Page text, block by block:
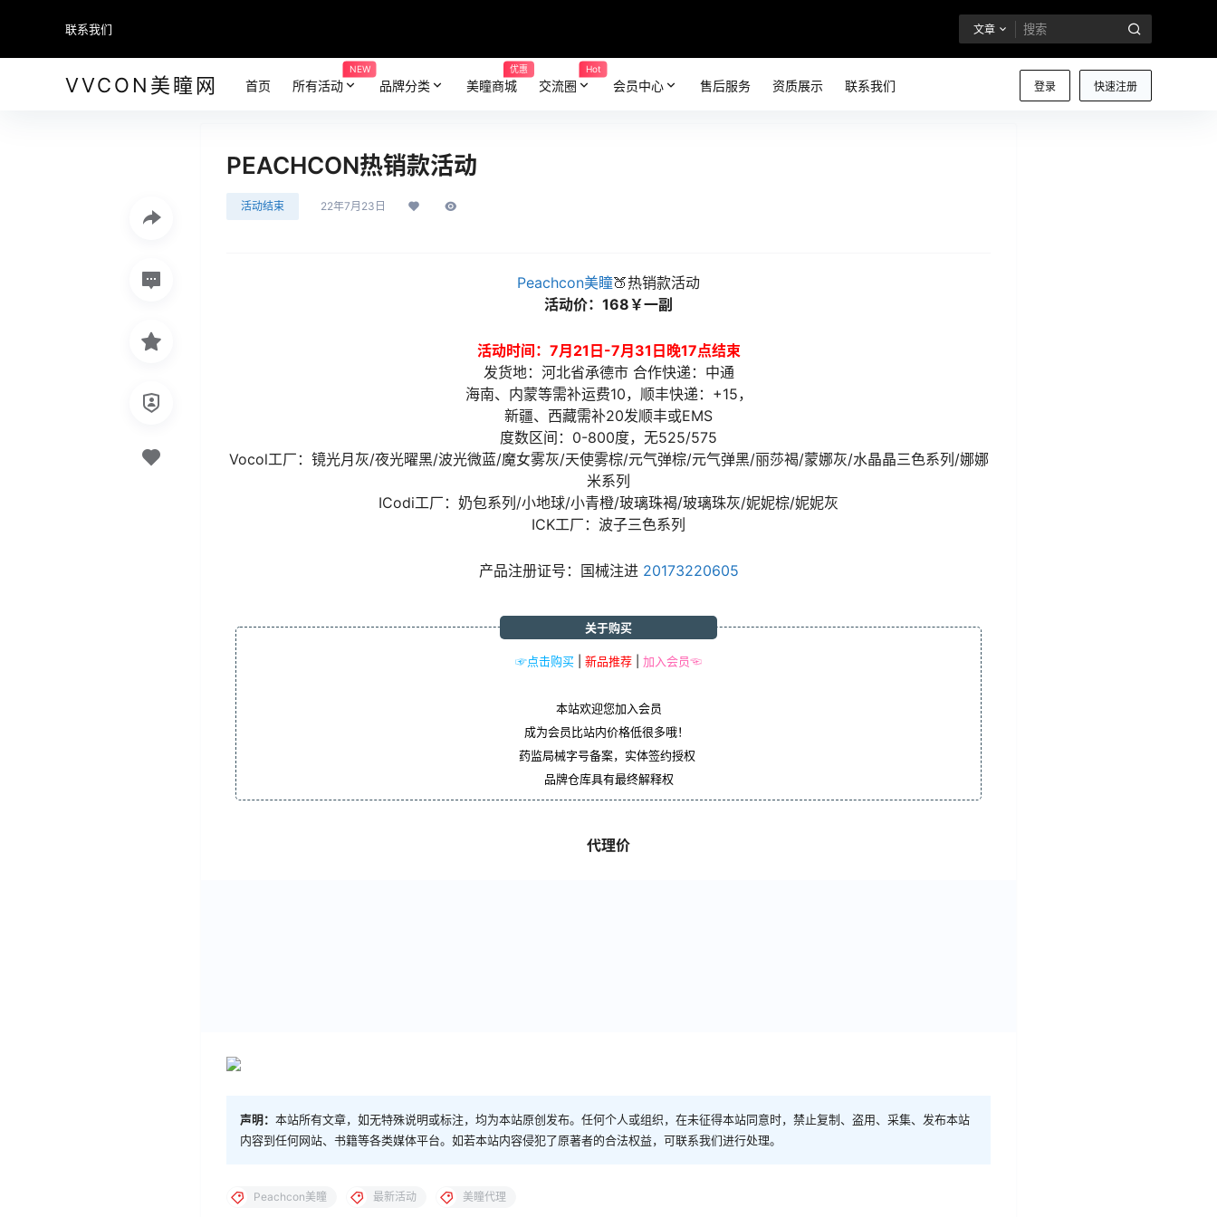
联系我们 文章
VVCON美瞳网 登录 快速注册
首页 所有活动
NEW
品牌分类 美瞳商城
优惠
交流圈
Hot
会员中心 售后服务 资质展示 联系我们
PEACHCON热销款活动
活动结束 22年7月23日
Peachcon美瞳🍑热销款活动
活动价：168￥一副
活动时间：7月21日-7月31日晚17点结束
发货地：河北省承德市 合作快递：中通
海南、内蒙等需补运费10，顺丰快递：+15，
新疆、西藏需补20发顺丰或EMS
度数区间：0-800度，无525/575
Vocol工厂：镜光月灰/夜光曜黑/波光微蓝/魔女雾灰/天使雾棕/元气弹棕/元气弹黑/丽莎褐/蒙娜灰/水晶晶三色系列/娜娜
米系列
ICodi工厂：奶包系列/小地球/小青橙/玻璃珠褐/玻璃珠灰/妮妮棕/妮妮灰
ICK工厂：波子三色系列
产品注册证号：国械注进 20173220605
☞点击购买 新品推荐 加入会员☜
关于购买
本站欢迎您加入会员
成为会员比站内价格低很多哦！
药监局械字号备案，实体签约授权
品牌仓库具有最终解释权
代理价
声明： 本站所有文章，如无特殊说明或标注，均为本站原创发布。任何个人或组织，在未征得本站同意时，禁止复制、盗用、采集、发布本站
内容到任何网站、书籍等各类媒体平台。如若本站内容侵犯了原著者的合法权益，可联系我们进行处理。
Peachcon美瞳 最新活动 美瞳代理